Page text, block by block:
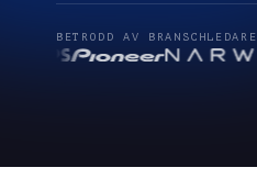
BETRODD AV BRANSCHLEDARE